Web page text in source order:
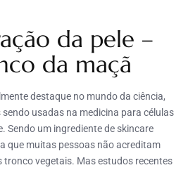
da pele –
da maçã
destaque no mundo da ciência,
usadas na medicina para células
Sendo um ingrediente de skincare
que muitas pessoas não acreditam
tronco vegetais. Mas estudos recentes